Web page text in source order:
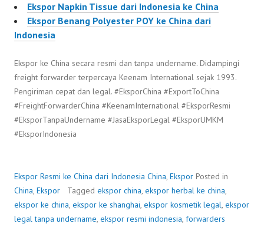
Ekspor Napkin Tissue dari Indonesia ke China
Ekspor Benang Polyester POY ke China dari
Indonesia
Ekspor ke China secara resmi dan tanpa undername. Didampingi
freight forwarder terpercaya Keenam International sejak 1993.
Pengiriman cepat dan legal. #EksporChina #ExportToChina
#FreightForwarderChina #KeenamInternational #EksporResmi
#EksporTanpaUndername #JasaEksporLegal #EksporUMKM
#EksporIndonesia
Ekspor Resmi ke China dari Indonesia China, Ekspor Posted in
China, Ekspor Tagged ekspor china, ekspor herbal ke china,
ekspor ke china, ekspor ke shanghai, ekspor kosmetik legal, ekspor
legal tanpa undername, ekspor resmi indonesia, forwarders